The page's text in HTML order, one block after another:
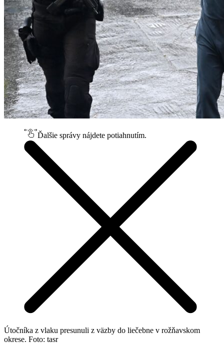
Ďalšie správy nájdete potiahnutím.
Útočníka z vlaku presunuli z väzby do liečebne v rožňavskom
okrese. Foto: tasr